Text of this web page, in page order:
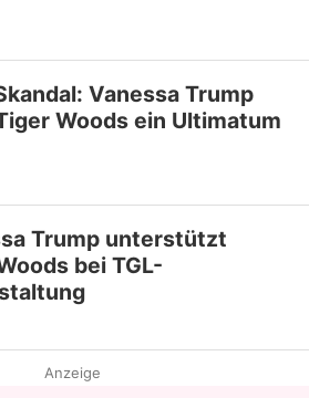
Vanessa Trump
Woods ein Ultimatum
Trump unterstützt
bei TGL-
Anzeige